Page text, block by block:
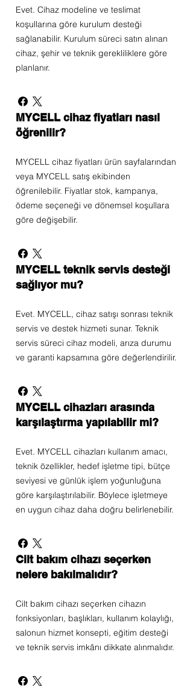
Evet. Cihaz modeline ve teslimat
koşullarına göre kurulum desteği
sağlanabilir. Kurulum süreci satın alınan
cihaz, şehir ve teknik gerekliliklere göre
planlanır.
MYCELL cihaz fiyatları nasıl
öğrenilir?
MYCELL cihaz fiyatları ürün sayfalarından
veya MYCELL satış ekibinden
öğrenilebilir. Fiyatlar stok, kampanya,
ödeme seçeneği ve dönemsel koşullara
göre değişebilir.
MYCELL teknik servis desteği
sağlıyor mu?
Evet. MYCELL, cihaz satışı sonrası teknik
servis ve destek hizmeti sunar. Teknik
servis süreci cihaz modeli, arıza durumu
ve garanti kapsamına göre değerlendirilir.
MYCELL cihazları arasında
karşılaştırma yapılabilir mi?
Evet. MYCELL cihazları kullanım amacı,
teknik özellikler, hedef işletme tipi, bütçe
seviyesi ve günlük işlem yoğunluğuna
göre karşılaştırılabilir. Böylece işletmeye
en uygun cihaz daha doğru belirlenebilir.
Cilt bakım cihazı seçerken
nelere bakılmalıdır?
Cilt bakım cihazı seçerken cihazın
fonksiyonları, başlıkları, kullanım kolaylığı,
salonun hizmet konsepti, eğitim desteği
ve teknik servis imkânı dikkate alınmalıdır.